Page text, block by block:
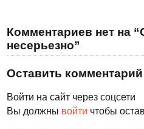
Комментариев нет на
несерьезно”
Оставить комментарий
Войти на сайт через соцсети
Вы должны войти чтобы